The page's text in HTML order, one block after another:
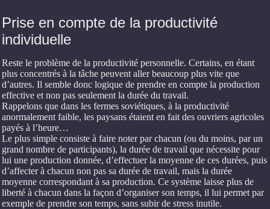
Prise en compte de la productivité
individuelle
Reste le problème de la productivité personnelle. Certains, en étant
plus concentrés à la tâche peuvent aller beaucoup plus vite que
d’autres. Il semble donc logique de prendre en compte la production
effective et non pas seulement la durée du travail.
Rappelons que dans les fermes soviétiques, à la productivité
anormalement faible, les paysans étaient en fait des ouvriers agricoles
payés à l’heure…
Le plus simple consiste à faire noter par chacun (ou du moins, par un
grand nombre de participants), la durée de travail que nécessite pour
lui une production donnée, d’effectuer la moyenne de ces durées, puis
d’affecter à chacun non pas sa durée de travail, mais la durée
moyenne correspondant à sa production. Ce système laisse plus de
liberté à chacun dans la façon d’organiser son temps, il lui permet par
exemple de prendre son temps, sans subir de stress inutile.